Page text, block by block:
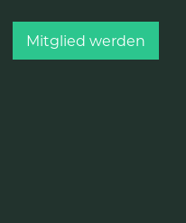
Mitglied werden